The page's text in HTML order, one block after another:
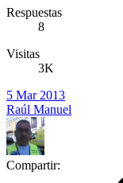
Respuestas
8
Visitas
3K
5 Mar 2013
Raúl Manuel
Compartir: